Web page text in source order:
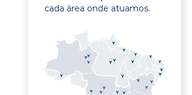
cada área onde atuamos.